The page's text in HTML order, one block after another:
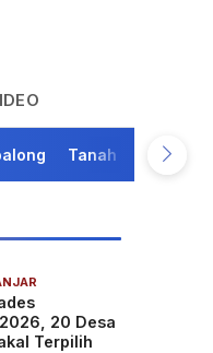
Tanah Bumbu
20 Desa
Terpilih